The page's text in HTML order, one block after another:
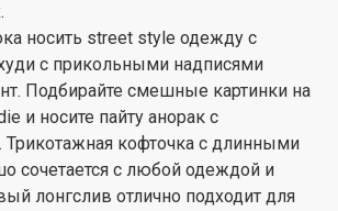
носить street style одежду с
с прикольными надписями
Подбирайте смешные картинки на
и носите пайту анорак с
Трикотажная кофточка с длинными
сочетается с любой одеждой и
лонгслив отлично подходит для